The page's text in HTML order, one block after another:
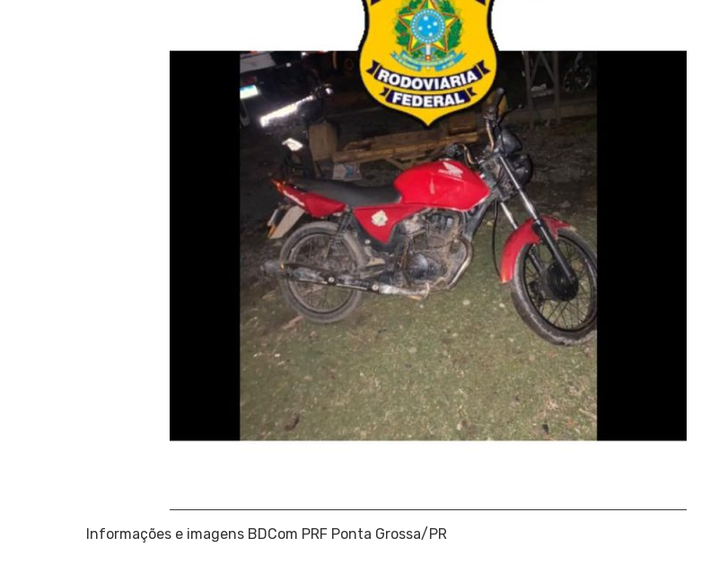
Informações e imagens BDCom PRF Ponta Grossa/PR